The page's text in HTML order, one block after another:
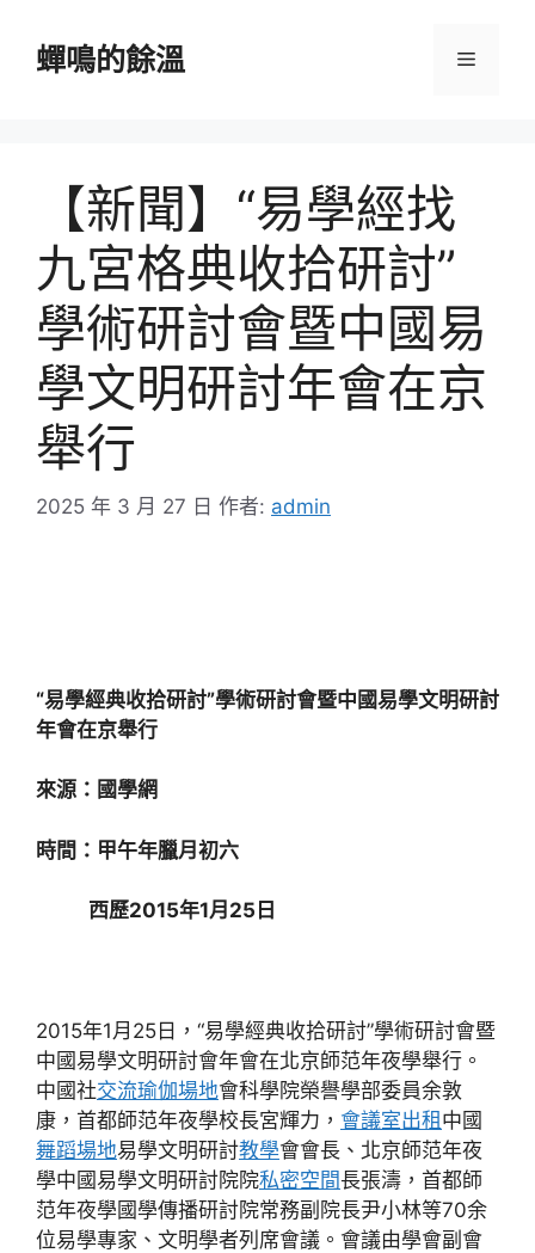
蟬鳴的餘溫 選
【新聞】“易學經找
九宮格典收拾研討”
學術研討會暨中國易
學文明研討年會在京
舉行
2025 年 3 月 27 日 作者: admin
“易學經典收拾研討”學術研討會暨中國易學文明研討
年會在京舉行
來源：國學網
時間：甲午年臘月初六
西歷2015年1月25日
2015年1月25日，“易學經典收拾研討”學術研討會暨
中國易學文明研討會年會在北京師范年夜學舉行。
中國社交流瑜伽場地會科學院榮譽學部委員余敦
康，首都師范年夜學校長宮輝力， 會議室出租 中國
舞蹈場地易學文明研討教學會會長、北京師范年夜
學中國易學文明研討院院私密空間長張濤，首都師
范年夜學國學傳播研討院常務副院長尹小林等70余
位易學專家、文明學者列席會議。會議由學會副會